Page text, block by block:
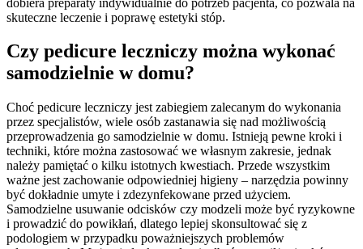
skuteczne leczenie i poprawę estetyki stóp.
Czy pedicure leczniczy można wykonać
samodzielnie w domu?
Choć pedicure leczniczy jest zabiegiem zalecanym do wykonania
przez specjalistów, wiele osób zastanawia się nad możliwością
przeprowadzenia go samodzielnie w domu. Istnieją pewne kroki i
techniki, które można zastosować we własnym zakresie, jednak
należy pamiętać o kilku istotnych kwestiach. Przede wszystkim
ważne jest zachowanie odpowiedniej higieny – narzędzia powinny
być dokładnie umyte i zdezynfekowane przed użyciem.
Samodzielne usuwanie odcisków czy modzeli może być ryzykowne
i prowadzić do powikłań, dlatego lepiej skonsultować się z
podologiem w przypadku poważniejszych problemów